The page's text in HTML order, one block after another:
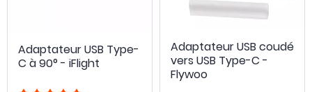
Adaptateur USB Type-
C à 90° - iFlight
Adaptateur USB coudé
vers USB Type-C -
Flywoo